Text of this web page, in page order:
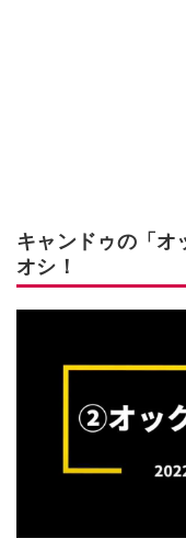
キャンドゥの「オ
オシ！